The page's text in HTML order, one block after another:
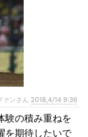
ンさん 2018,4/14 9:36
験の積み重ねを
を期待したいで